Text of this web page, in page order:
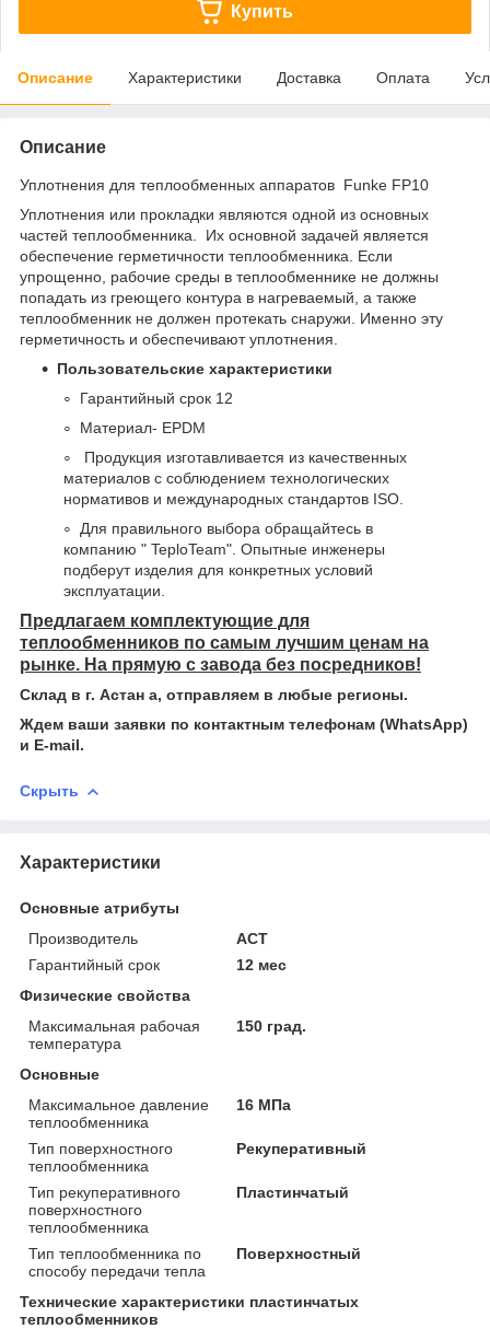
Купить
Описание Характеристики Доставка Оплата
Описание
Уплотнения для теплообменных аппаратов Funke FP10
Уплотнения или прокладки являются одной из основных
частей теплообменника. Их основной задачей является
обеспечение герметичности теплообменника. Если
упрощенно, рабочие среды в теплообменнике не должны
попадать из греющего контура в нагреваемый, а также
теплообменник не должен протекать снаружи. Именно эту
герметичность и обеспечивают уплотнения.
Пользовательские характеристики
Гарантийный срок 12
Материал- EPDM
Продукция изготавливается из качественных
материалов с соблюдением технологических
нормативов и международных стандартов ISO.
Для правильного выбора обращайтесь в
компанию " TeploTeam". Опытные инженеры
подберут изделия для конкретных условий
эксплуатации.
Предлагаем комплектующие для
теплообменников по самым лучшим ценам на
рынке. На прямую с завода без посредников!
Склад в г. Астан а, отправляем в любые регионы.
Ждем ваши заявки по контактным телефонам (WhatsApp)
и Е-mail.
Скрыть
Характеристики
Основные атрибуты
Производитель
АСТ
Гарантийный срок
12 мес
Физические свойства
Максимальная рабочая
температура
150 град.
Основные
Максимальное давление
теплообменника
16 МПа
Тип поверхностного
теплообменника
Рекуперативный
Тип рекуперативного
поверхностного
теплообменника
Пластинчатый
Тип теплообменника по
способу передачи тепла
Поверхностный
Технические характеристики пластинчатых
теплообменников